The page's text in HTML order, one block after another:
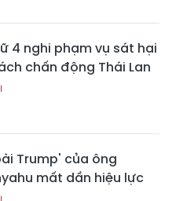
4 nghi phạm vụ sát hại
chấn động Thái Lan
Trump' của ông
mất dần hiệu lực